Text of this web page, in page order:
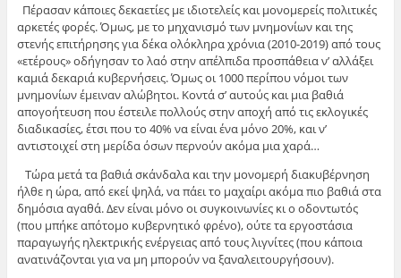
Πέρασαν κάποιες δεκαετίες με ιδιοτελείς και μονομερείς πολιτικές
αρκετές φορές. Όμως, με το μηχανισμό των μνημονίων και της
στενής επιτήρησης για δέκα ολόκληρα χρόνια (2010-2019) από τους
«ετέρους» οδήγησαν το λαό στην απέλπιδα προσπάθεια ν’ αλλάξει
καμιά δεκαριά κυβερνήσεις. Όμως οι 1000 περίπου νόμοι των
μνημονίων έμειναν αλώβητοι. Κοντά σ’ αυτούς και μια βαθιά
απογοήτευση που έστειλε πολλούς στην αποχή από τις εκλογικές
διαδικασίες, έτσι που το 40% να είναι ένα μόνο 20%, και ν’
αντιστοιχεί στη μερίδα όσων περνούν ακόμα μια χαρά…
Τώρα μετά τα βαθιά σκάνδαλα και την μονομερή διακυβέρνηση
ήλθε η ώρα, από εκεί ψηλά, να πάει το μαχαίρι ακόμα πιο βαθιά στα
δημόσια αγαθά. Δεν είναι μόνο οι συγκοινωνίες κι ο οδοντωτός
(που μπήκε απότομο κυβερνητικό φρένο), ούτε τα εργοστάσια
παραγωγής ηλεκτρικής ενέργειας από τους λιγνίτες (που κάποια
ανατινάζονται για να μη μπορούν να ξαναλειτουργήσουν).